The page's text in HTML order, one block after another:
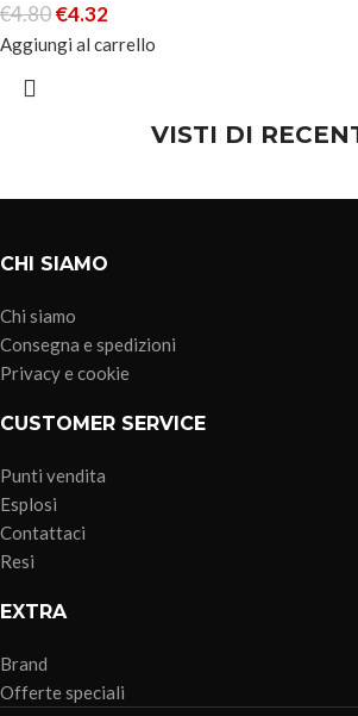
€4.80€4.32
Aggiungi al carrello
VISTI DI
CHI SIAMO
Chi siamo
Consegna e spedizioni
Privacy e cookie
CUSTOMER SERVICE
Punti vendita
Esplosi
Contattaci
Resi
EXTRA
Brand
Offerte speciali